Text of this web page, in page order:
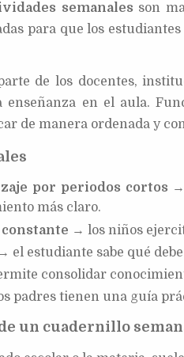
semanales son
para que los
de los docentes,
enseñanza en el aula.
de manera ordenada y
por periodos cortos
más claro.
→ los niños
el estudiante sabe qué
consolidar
padres tienen una guía
un cuadernillo